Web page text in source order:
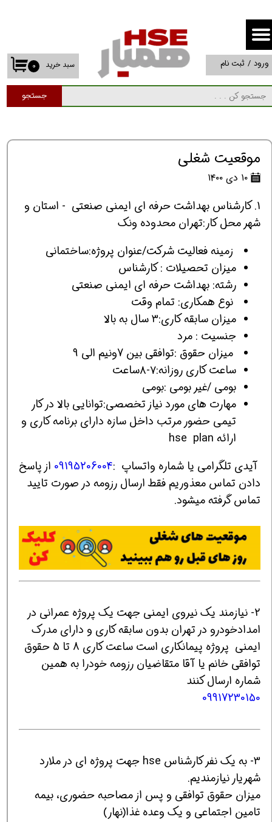
جستجو
۰ سبد خرید ورود / ثبت نام
حساب کاربری من
تغییر گذر واژه
سفارشات
موقعیت شغلی
۱۰ دی ۱۴۰۰
1. كارشناس بهداشت حرفه اي ایمنی صنعتی - استان و
شهر محل کار:تهران محدوده ونک
زمینه فعالیت شرکت/عنوان پروژه:ساختمانی
ميزان تحصیلات : كارشناس
رشته: بهداشت حرفه اي ایمنی صنعتی
نوع همکاری: تمام وقت
میزان سابقه کاری:3 سال به بالا
جنسیت : مرد
میزان حقوق :توافقي بین 7ونیم الی 9
ساعت کاری روزانه:٧-٨ساعت
بومی /غیر بومی :بومی
مهارت های مورد نیاز تخصصی:توانایی بالا در کار
تیمی حضور مرتب داخل سازه دارای برنامه کاری و
ارائه hse plan
آیدی تلگرامی یا شماره واتساپ :09195206004 از پاسخ
دادن تماس معذوریم فقط ارسال رزومه در صورت تایید
تماس گرفته میشود.
2- نیازمند یک نیروی ایمنی جهت یک پروژه عمرانی در
امدادخودرو در تهران بدون سابقه کاری و دارای مدرک
ایمنی پروژه پیمانکاری است ساعت کاری 8 تا 5 حقوق
توافقی خانم یا آقا متقاضیان رزومه خودرا به همین
شماره ارسال کنند
09917230150
3- به یک نفر کارشناس hse جهت پروژه ای در ملارد
شهریار نیازمندیم.
میزان حقوق توافقی و پس از مصاحبه حضوری، بیمه
تامین اجتماعی و یک وعده غذا(نهار)